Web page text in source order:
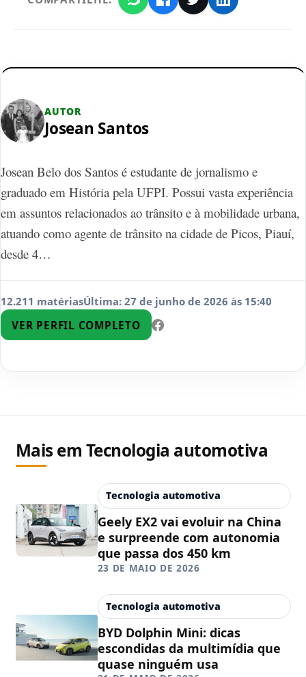
AUTOR
Josean Santos
Josean Belo dos Santos é estudante de jornalismo e
graduado em História pela UFPI. Possui vasta experiência
em assuntos relacionados ao trânsito e à mobilidade urbana,
atuando como agente de trânsito na cidade de Picos, Piauí,
desde 4…
12.211 matériasÚltima: 27 de junho de 2026 às 15:40
VER PERFIL COMPLETO
Mais em Tecnologia automotiva
Tecnologia automotiva
Geely EX2 vai evoluir na China
e surpreende com autonomia
que passa dos 450 km
23 DE MAIO DE 2026
Tecnologia automotiva
BYD Dolphin Mini: dicas
escondidas da multimídia que
quase ninguém usa